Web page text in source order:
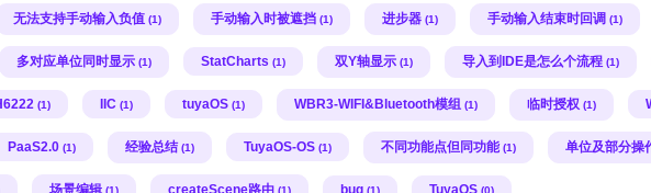
无法支持手动输入负值 (1) 手动输入时被遮挡 (1) 进步器 (1) 手动输入结束时回调 (1)
多对应单位同时显示 (1) StatCharts (1) 双Y轴显示 (1) 导入到IDE是怎么个流程 (1)
(1) IIC (1) tuyaOS (1) WBR3-WIFI&Bluetooth模组 (1) 临时授权 (1)
PaaS2.0 (1) 经验总结 (1) TuyaOS-OS (1) 不同功能点但同功能 (1) 单位及部分操
场景编辑 (1) createScene路由 (1) bug (1) TuyaOS (0)